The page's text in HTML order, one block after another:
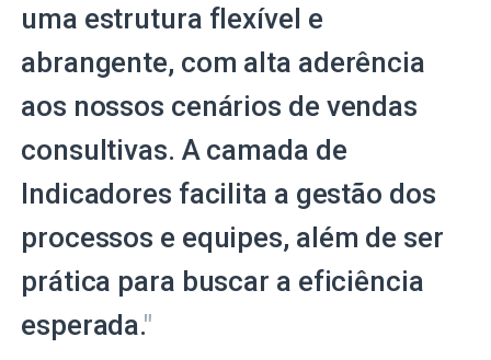
uma estrutura flexível e
abrangente, com alta aderência
aos nossos cenários de vendas
consultivas. A camada de
Indicadores facilita a gestão dos
processos e equipes, além de ser
prática para buscar a eficiência
esperada."